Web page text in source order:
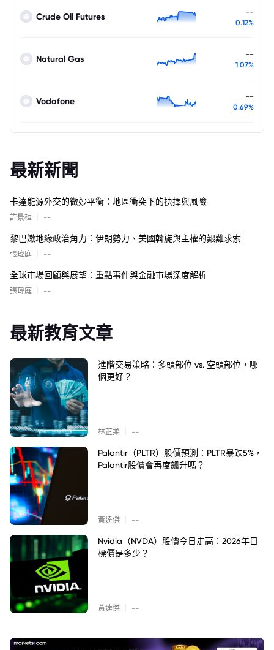
Crude Oil Futures --
0.12%
Natural Gas --
1.07%
Vodafone --
0.69%
最新新聞
卡達能源外交的微妙平衡：地區衝突下的抉擇與風險
許景桓 --
黎巴嫩地緣政治角力：伊朗勢力、美國斡旋與主權的艱難求索
張瑋庭 --
全球市場回顧與展望：重點事件與金融市場深度解析
張瑋庭 --
最新教育文章
進階交易策略：多頭部位 vs. 空頭部位，哪
個更好？
林芷柔 --
Palantir（PLTR）股價預測：PLTR暴跌5%，
Palantir股價會再度飆升嗎？
黃達傑 --
Nvidia（NVDA）股價今日走高：2026年目
標價是多少？
黃達傑 --